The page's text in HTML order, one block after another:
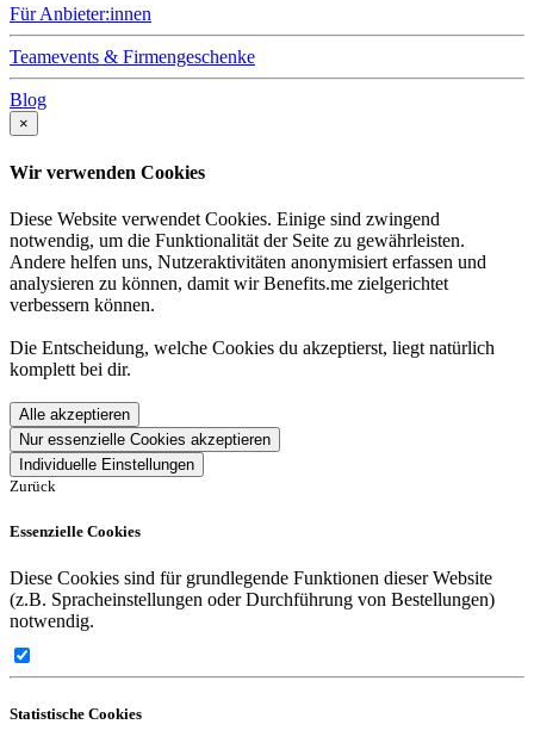
Für Anbieter:innen
Teamevents & Firmengeschenke
Blog
×
Wir verwenden Cookies
Diese Website verwendet Cookies. Einige sind zwingend
notwendig, um die Funktionalität der Seite zu gewährleisten.
Andere helfen uns, Nutzeraktivitäten anonymisiert erfassen und
analysieren zu können, damit wir Benefits.me zielgerichtet
verbessern können.
Die Entscheidung, welche Cookies du akzeptierst, liegt natürlich
komplett bei dir.
Alle akzeptieren
Nur essenzielle Cookies akzeptieren
Individuelle Einstellungen
Zurück
Essenzielle Cookies
Diese Cookies sind für grundlegende Funktionen dieser Website
(z.B. Spracheinstellungen oder Durchführung von Bestellungen)
notwendig.
Statistische Cookies